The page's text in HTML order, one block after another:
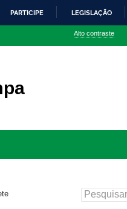
PARTICIPE LEGISLAÇÃO
Alto contraste
Pesquisar
por: